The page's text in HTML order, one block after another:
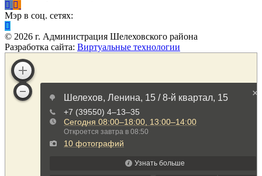
Мэр в соц. сетях:
© 2026 г. Администрация Шелеховского района
Разработка сайта: Виртуальные технологии